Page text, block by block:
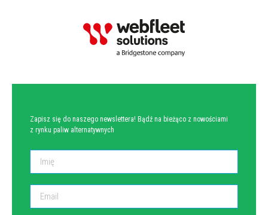
Zapisz się do naszego newslettera! Bądź na bieżąco z nowościami
z rynku paliw alternatywnych